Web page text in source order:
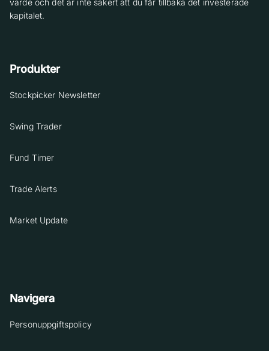
värde och det är inte säkert att du får tillbaka det investerade
kapitalet.
Produkter
Stockpicker Newsletter
Swing Trader
Fund Timer
Trade Alerts
Market Update
Navigera
Personuppgiftspolicy